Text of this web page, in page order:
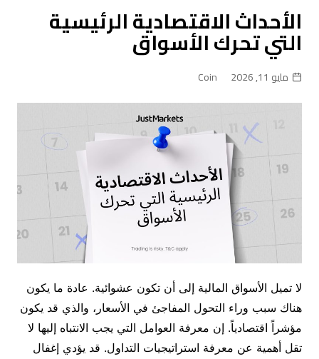
الأحداث الاقتصادية الرئيسية
التي تحرك الأسواق
مايو 11, 2026 Coin
لا تميل الأسواق المالية إلى أن تكون عشوائية. عادة ما يكون
هناك سبب وراء التحول المفاجئ في الأسعار، والذي قد يكون
مؤشراً اقتصادياً. إن معرفة العوامل التي يجب الانتباه إليها لا
تقل أهمية عن معرفة استراتيجيات التداول. قد يؤدي إغفال